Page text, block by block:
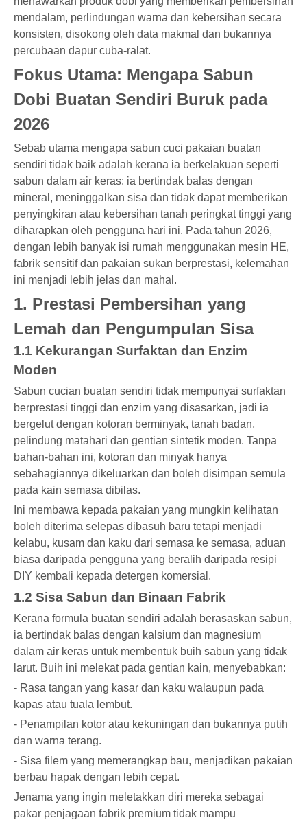
mendalam, perlindungan warna dan kebersihan secara
konsisten, disokong oleh data makmal dan bukannya
percubaan dapur cuba-ralat.
Fokus Utama: Mengapa Sabun
Dobi Buatan Sendiri Buruk pada
2026
Sebab utama mengapa sabun cuci pakaian buatan
sendiri tidak baik adalah kerana ia berkelakuan seperti
sabun dalam air keras: ia bertindak balas dengan
mineral, meninggalkan sisa dan tidak dapat memberikan
penyingkiran atau kebersihan tanah peringkat tinggi yang
diharapkan oleh pengguna hari ini. Pada tahun 2026,
dengan lebih banyak isi rumah menggunakan mesin HE,
fabrik sensitif dan pakaian sukan berprestasi, kelemahan
ini menjadi lebih jelas dan mahal.
1. Prestasi Pembersihan yang
Lemah dan Pengumpulan Sisa
1.1 Kekurangan Surfaktan dan Enzim
Moden
Sabun cucian buatan sendiri tidak mempunyai surfaktan
berprestasi tinggi dan enzim yang disasarkan, jadi ia
bergelut dengan kotoran berminyak, tanah badan,
pelindung matahari dan gentian sintetik moden. Tanpa
bahan-bahan ini, kotoran dan minyak hanya
sebahagiannya dikeluarkan dan boleh disimpan semula
pada kain semasa dibilas.
Ini membawa kepada pakaian yang mungkin kelihatan
boleh diterima selepas dibasuh baru tetapi menjadi
kelabu, kusam dan kaku dari semasa ke semasa, aduan
biasa daripada pengguna yang beralih daripada resipi
DIY kembali kepada detergen komersial.
1.2 Sisa Sabun dan Binaan Fabrik
Kerana formula buatan sendiri adalah berasaskan sabun,
ia bertindak balas dengan kalsium dan magnesium
dalam air keras untuk membentuk buih sabun yang tidak
larut. Buih ini melekat pada gentian kain, menyebabkan:
- Rasa tangan yang kasar dan kaku walaupun pada
kapas atau tuala lembut.
- Penampilan kotor atau kekuningan dan bukannya putih
dan warna terang.
- Sisa filem yang memerangkap bau, menjadikan pakaian
berbau hapak dengan lebih cepat.
Jenama yang ingin meletakkan diri mereka sebagai
pakar penjagaan fabrik premium tidak mampu